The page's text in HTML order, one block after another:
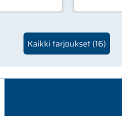
Kaikki tarjoukset (16)